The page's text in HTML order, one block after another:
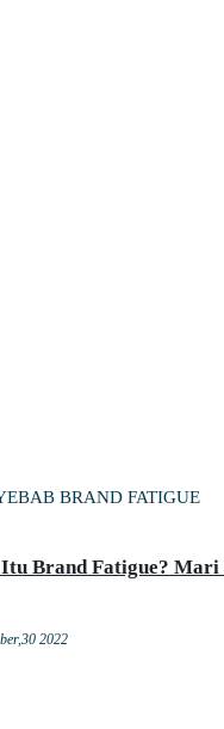
BRAND FATIGUE
Brand Fatigue? Mari
2022